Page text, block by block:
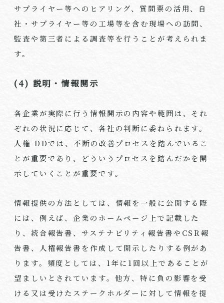
サプライヤー等へのヒアリング、質問票の活用、自
社・サプライヤー等の工場等を含む現場への訪問、
監査や第三者による調査等を行うことが考えられま
す。
(4) 説明・情報開示
各企業が実際に行う情報開示の内容や範囲は、それ
ぞれの状況に応じて、各社の判断に委ねられます。
人権 DDでは、不断の改善プロセスを踏んでいるこ
とが重要であり、どういうプロセスを踏んだかを開
示していくことが重要です。
情報提供の方法としては、情報を一般に公開する際
には、例えば、企業のホームページ上で記載した
り、統合報告書、サステナビリティ報告書やCSR報
告書、人権報告書を作成して開示したりする例があ
ります。頻度としては、1年に1回以上であることが
望ましいとされています。他方、特に負の影響を受
ける又は受けたステークホルダーに対して情報を提